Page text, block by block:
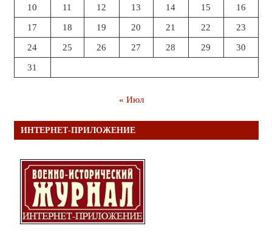
10 11 12 13 14 15 16
17 18 19 20 21 22 23
24 25 26 27 28 29 30
31
« Июл
ИНТЕРНЕТ-ПРИЛОЖЕНИЕ